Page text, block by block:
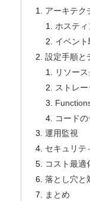
アーキテク
ホステ
イベン
設定手順と
リソー
ストレ
コード
運用監視
セキュリテ
コスト最適
落とし穴と
まとめ